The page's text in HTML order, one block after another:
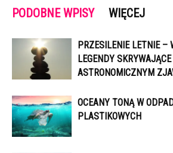
PODOBNE WPISY WIĘCEJ
PRZESILENIE LETNIE –
LEGENDY
ASTRONOMICZNYM
OCEANY TONĄ W
PLASTIKOWYCH